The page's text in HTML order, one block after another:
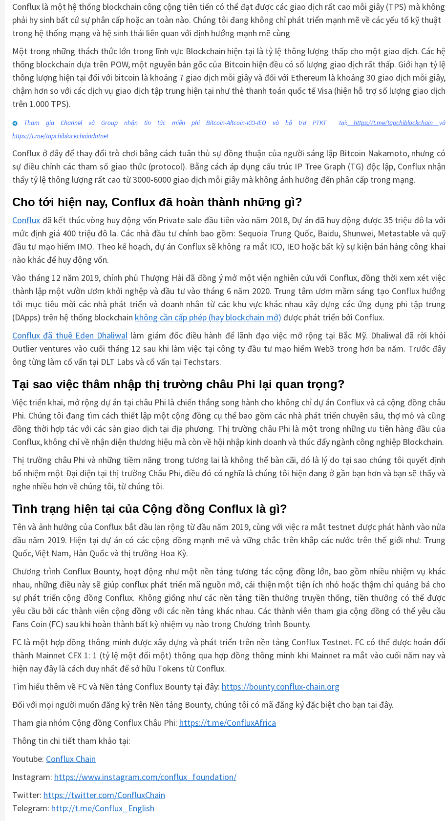
Conflux là một hệ thống blockchain công cộng tiên tiến có thể đạt được các giao dịch rất cao mỗi giây (TPS) mà không
phải hy sinh bất cứ sự phân cấp hoặc an toàn nào. Chúng tôi đang không chỉ phát triển mạnh mẽ về các yếu tố kỹ thuật
trong hệ thống mạng và hệ sinh thái liên quan với định hướng mạnh mẽ cùng
Một trong những thách thức lớn trong lĩnh vực Blockchain hiện tại là tỷ lệ thông lượng thấp cho một giao dịch. Các hệ
thống blockchain dựa trên POW, một nguyên bản gốc của Bitcoin hiện đều có số lượng giao dịch rất thấp. Giới hạn tỷ lệ
thông lượng hiện tại đối với bitcoin là khoảng 7 giao dịch mỗi giây và đối với Ethereum là khoảng 30 giao dịch mỗi giây,
chậm hơn so với các dịch vụ giao dịch tập trung hiện tại như thẻ thanh toán quốc tế Visa (hiện hỗ trợ số lượng giao dịch
trên 1.000 TPS).
Tham gia Channel và Group nhận tin tức miễn phí Bitcoin-Altcoin-ICO-IEO và hỗ trợ PTKT tại:https://t.me/tapchiblockchain và
https://t.me/tapchiblockchaindotnet
Conflux ở đây để thay đổi trò chơi bằng cách tuân thủ sự đồng thuận của người sáng lập Bitcoin Nakamoto, nhưng có
sự điều chỉnh các tham số giao thức (protocol). Bằng cách áp dụng cấu trúc IP Tree Graph (TG) độc lập, Conflux nhận
thấy tỷ lệ thông lượng rất cao từ 3000-6000 giao dịch mỗi giây mà không ảnh hưởng đến phân cấp trong mạng.
Cho tới hiện nay, Conflux đã hoàn thành những gì?
Conflux đã kết thúc vòng huy động vốn Private sale đầu tiên vào năm 2018, Dự án đã huy động được 35 triệu đô la với
mức định giá 400 triệu đô la. Các nhà đầu tư chính bao gồm: Sequoia Trung Quốc, Baidu, Shunwei, Metastable và quỹ
đầu tư mạo hiểm IMO. Theo kế hoạch, dự án Conflux sẽ không ra mắt ICO, IEO hoặc bất kỳ sự kiện bán hàng công khai
nào khác để huy động vốn.
Vào tháng 12 năm 2019, chính phủ Thượng Hải đã đồng ý mở một viện nghiên cứu với Conflux, đồng thời xem xét việc
thành lập một vườn ươm khởi nghệp và đầu tư vào tháng 6 năm 2020. Trung tâm ươm mầm sáng tạo Conflux hướng
tới mục tiêu mời các nhà phát triển và doanh nhân từ các khu vực khác nhau xây dựng các ứng dụng phi tập trung
(DApps) trên hệ thống blockchain không cần cấp phép (hay blockchain mở) được phát triển bởi Conflux.
Conflux đã thuê Eden Dhaliwal làm giám đốc điều hành để lãnh đạo việc mở rộng tại Bắc Mỹ. Dhaliwal đã rời khỏi
Outlier ventures vào cuối tháng 12 sau khi làm việc tại công ty đầu tư mạo hiểm Web3 trong hơn ba năm. Trước đây
ông từng làm cố vấn tại DLT Labs và cố vấn tại Techstars.
Tại sao việc thâm nhập thị trường châu Phi lại quan trọng?
Việc triển khai, mở rộng dự án tại châu Phi là chiến thắng song hành cho không chỉ dự án Conflux và cả cộng đồng châu
Phi. Chúng tôi đang tìm cách thiết lập một cộng đồng cụ thể bao gồm các nhà phát triển chuyên sâu, thợ mỏ và cũng
đồng thời hợp tác với các sàn giao dịch tại địa phương. Thị trường châu Phi là một trong những ưu tiên hàng đầu của
Conflux, không chỉ về nhận diện thương hiệu mà còn về hội nhập kinh doanh và thúc đẩy ngành công nghiệp Blockchain.
Thị trường châu Phi và những tiềm năng trong tương lai là không thể bàn cãi, đó là lý do tại sao chúng tôi quyết định
bổ nhiệm một Đại diện tại thị trường Châu Phi, điều đó có nghĩa là chúng tôi hiện đang ở gần bạn hơn và bạn sẽ thấy và
nghe nhiều hơn về chúng tôi, từ chúng tôi.
Tình trạng hiện tại của Cộng đồng Conflux là gì?
Tên và ảnh hưởng của Conflux bắt đầu lan rộng từ đầu năm 2019, cùng với việc ra mắt testnet được phát hành vào nửa
đầu năm 2019. Hiện tại dự án có các cộng đồng mạnh mẽ và vững chắc trên khắp các nước trên thế giới như: Trung
Quốc, Việt Nam, Hàn Quốc và thị trường Hoa Kỳ.
Chương trình Conflux Bounty, hoạt động như một nền tảng tương tác cộng đồng lớn, bao gồm nhiều nhiệm vụ khác
nhau, những điều này sẽ giúp conflux phát triển mã nguồn mở, cải thiện một tiện ích nhỏ hoặc thậm chí quảng bá cho
sự phát triển cộng đồng Conflux. Không giống như các nền tảng tiền thưởng truyền thống, tiền thưởng có thể được
yêu cầu bởi các thành viên cộng đồng với các nền tảng khác nhau. Các thành viên tham gia cộng đồng có thể yêu cầu
Fans Coin (FC) sau khi hoàn thành bất kỳ nhiệm vụ nào trong Chương trình Bounty.
FC là một hợp đồng thông minh được xây dựng và phát triển trên nền tảng Conflux Testnet. FC có thể được hoán đổi
thành Mainnet CFX 1: 1 (tỷ lệ một đổi một) thông qua hợp đồng thông minh khi Mainnet ra mắt vào cuối năm nay và
hiện nay đây là cách duy nhất để sở hữu Tokens từ Conflux.
Tìm hiểu thêm về FC và Nền tảng Conflux Bounty tại đây: https://bounty.conflux-chain.org
Đối với mọi người muốn đăng ký trên Nền tảng Bounty, chúng tôi có mã đăng ký đặc biệt cho bạn tại đây.
Tham gia nhóm Cộng đồng Conflux Châu Phi: https://t.me/ConfluxAfrica
Thông tin chi tiết tham khảo tại:
Youtube: Conflux Chain
Instagram: https://www.instagram.com/conflux_foundation/
Twitter: https://twitter.com/ConfluxChain
Telegram: http://t.me/Conflux_English